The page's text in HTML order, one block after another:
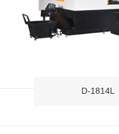
D-1814L